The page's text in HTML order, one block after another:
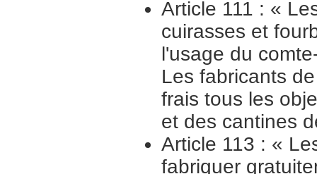
Article 111 : «
cuirasses et
l'usage du
Les fabricants
frais tous les
et des cantines
Article 113 : «
fabriquer